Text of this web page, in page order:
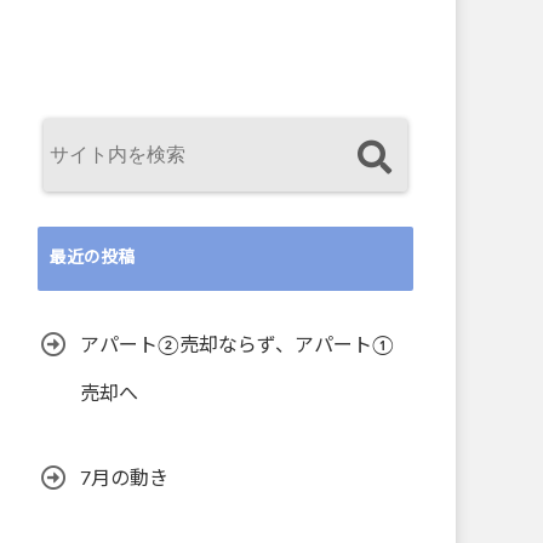
最近の投稿
アパート②売却ならず、アパート①
売却へ
7月の動き